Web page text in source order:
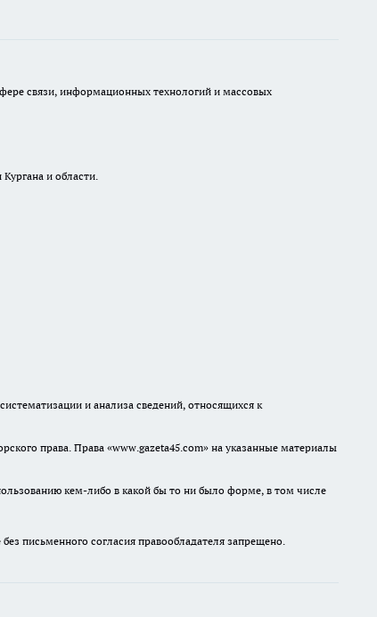
связи, информационных технологий и массовых
и области.
и анализа сведений, относящихся к
права. Права «www.gazeta45.com» на указанные материалы
кем-либо в какой бы то ни было форме, в том числе
письменного согласия правообладателя запрещено.